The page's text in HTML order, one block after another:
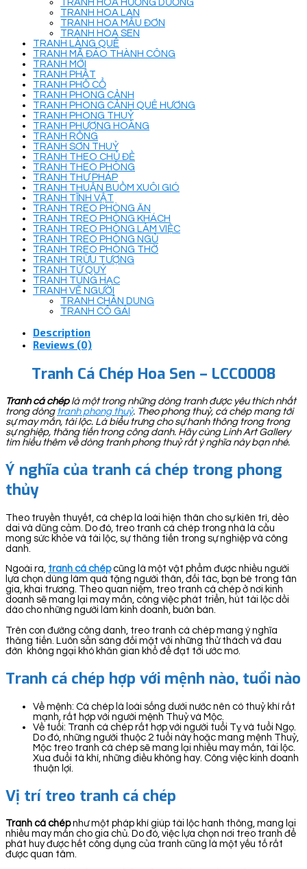
TRANH HOA HƯỚNG DƯƠNG
TRANH HOA LAN
TRANH HOA MẪU ĐƠN
TRANH HOA SEN
TRANH LÀNG QUÊ
TRANH MÃ ĐÁO THÀNH CÔNG
TRANH MỚI
TRANH PHẬT
TRANH PHỐ CỔ
TRANH PHONG CẢNH
TRANH PHONG CẢNH QUÊ HƯƠNG
TRANH PHONG THUỶ
TRANH PHƯỢNG HOÀNG
TRANH RỒNG
TRANH SƠN THUỶ
TRANH THEO CHỦ ĐỀ
TRANH THEO PHÒNG
TRANH THƯ PHÁP
TRANH THUẬN BUỒM XUÔI GIÓ
TRANH TĨNH VẬT
TRANH TREO PHÒNG ĂN
TRANH TREO PHÒNG KHÁCH
TRANH TREO PHÒNG LÀM VIỆC
TRANH TREO PHÒNG NGỦ
TRANH TREO PHÒNG THỜ
TRANH TRỪU TƯỢNG
TRANH TỨ QUÝ
TRANH TÙNG HẠC
TRANH VẼ NGƯỜI
TRANH CHÂN DUNG
TRANH CÔ GÁI
Description
Reviews (0)
Tranh Cá Chép Hoa Sen – LCC0008
Tranh cá chéplà một trong những dòng tranh được yêu thích nhất
trong dòng tranh phong thuỷ. Theo phong thuỷ, cá chép mang tới
sự may mắn, tài lộc. Là biểu trưng cho sự hanh thông trong trong
sự nghiệp, thăng tiến trong công danh. Hãy cùng Linh Art Gallery
tìm hiểu thêm về dòng tranh phong thuỷ rất ý nghĩa này bạn nhé.
Ý nghĩa của tranh cá chép trong phong
thủy
Theo truyền thuyết, cá chép là loài hiện thân cho sự kiên trì, dẻo
dai và dũng cảm. Do đó, treo tranh cá chép trong nhà là cầu
mong sức khỏe và tài lộc, sự thăng tiến trong sự nghiệp và công
danh.
Ngoài ra, tranh cá chépcũng là một vật phẩm được nhiều người
lựa chọn dùng làm quà tặng người thân, đối tác, bạn bè trong tân
gia, khai trương. Theo quan niệm, treo tranh cá chép ở nơi kinh
doanh sẽ mang lại may mắn, công việc phát triển, hút tài lộc dồi
dào cho những người làm kinh doanh, buôn bán.
Trên con đường công danh, treo tranh cá chép mang ý nghĩa
thăng tiến. Luôn sẵn sàng đối mặt với những thử thách và đau
đớn không ngại khó khăn gian khổ để đạt tới ước mơ.
Tranh cá chép hợp với mệnh nào, tuổi nào
Về mệnh: Cá chép là loài sống dưới nước nên có thuỷ khí rất
mạnh, rất hợp với người mệnh Thuỷ và Mộc.
Về tuổi: Tranh cá chép rất hợp với người tuổi Tỵ và tuổi Ngọ.
Do đó, những người thuộc 2 tuổi này hoặc mang mệnh Thuỷ,
Mộc treo tranh cá chép sẽ mang lại nhiều may mắn, tài lộc.
Xua đuổi tà khí, những điều không hay. Công việc kinh doanh
thuận lợi.
Vị trí treo tranh cá chép
Tranh cá chépnhư một pháp khí giúp tài lộc hanh thông, mang lại
nhiều may mắn cho gia chủ. Do đó, việc lựa chọn nơi treo tranh để
phát huy được hết công dụng của tranh cũng là một yếu tố rất
được quan tâm.